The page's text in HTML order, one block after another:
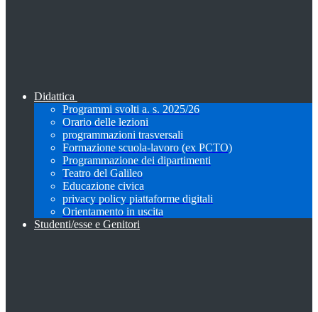
Didattica
Programmi svolti a. s. 2025/26
Orario delle lezioni
programmazioni trasversali
Formazione scuola-lavoro (ex PCTO)
Programmazione dei dipartimenti
Teatro del Galileo
Educazione civica
privacy policy piattaforme digitali
Orientamento in uscita
Studenti/esse e Genitori